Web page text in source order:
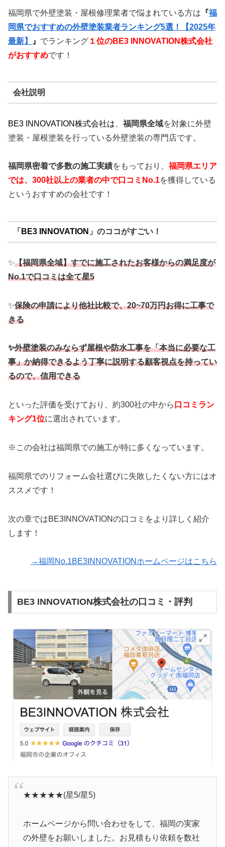
福岡県で外壁塗装・屋根修理業者で悩まれている方は 『福
岡県でおすすめの外壁塗装業者ランキング5選！【2025年
最新】
』 でランキング １位のBE3 INNOVATION株式会社
がおすすめです！
会社説明
BE3 INNOVATION株式会社は 福岡県全域を対象に外壁
塗装・屋根塗装を行っている外壁塗装の専門店です。
福岡県密着で多数の施工実績をもっており、福岡県エリア
では、300社以上の業者の中で口コミNo.1を獲得している
というおすすめの会社です！
「 BE3 INNOVATION 」のココがすごい！
✨【福岡県全域】すでに施工されたお客様からの満足度が
No.1で口コミは全て星5
✨保険の申請により他社比較で、20~70万円お得に工事で
きる
✨外壁塗装のみならず屋根や防水工事を「本当に必要な工
事」か納得できるよう丁寧に説明する顧客視点を持ってい
るので、信用できる
といった評価を受けており、約300社の中から 口コミラン
キング1位に選出されています。
※この会社は福岡県での施工が特に多くなっています。
福岡県でのリフォーム会社選びに失敗したくない方にはオ
ススメです！
次の章ではBE3INNOVATIONの口コミをより詳しく紹介
します！
→福岡No.1BE3INNOVATIONホームページはこちら
BE3 INNOVATION株式会社の口コミ・評判
★★★★★(星5/星5)
ホームページから問い合わせをして、福岡の実家
の外壁をお願いしました。お見積もり依頼を数社